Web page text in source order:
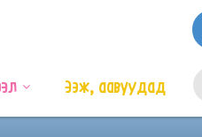
Ээж, аавуудад